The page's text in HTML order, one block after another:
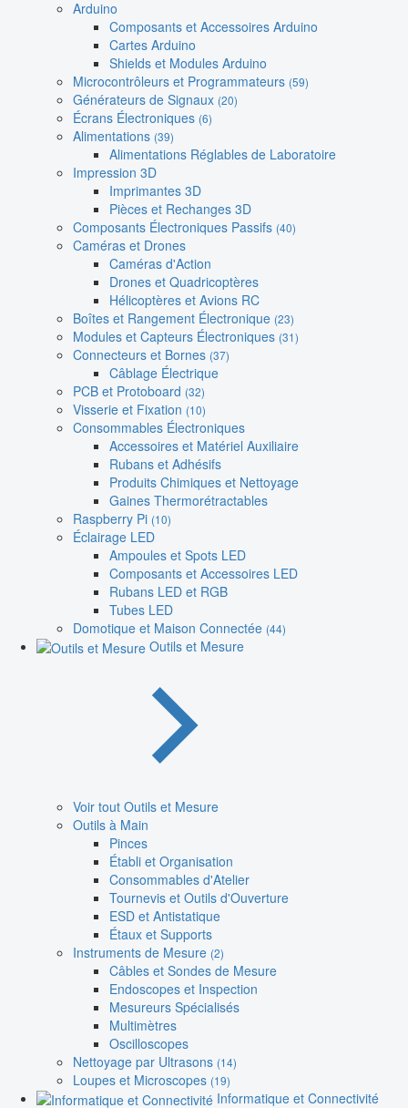
Arduino
Composants et Accessoires Arduino
Cartes Arduino
Shields et Modules Arduino
Microcontrôleurs et Programmateurs (59)
Générateurs de Signaux (20)
Écrans Électroniques (6)
Alimentations (39)
Alimentations Réglables de Laboratoire
Impression 3D
Imprimantes 3D
Pièces et Rechanges 3D
Composants Électroniques Passifs (40)
Caméras et Drones
Caméras d'Action
Drones et Quadricoptères
Hélicoptères et Avions RC
Boîtes et Rangement Électronique (23)
Modules et Capteurs Électroniques (31)
Connecteurs et Bornes (37)
Câblage Électrique
PCB et Protoboard (32)
Visserie et Fixation (10)
Consommables Électroniques
Accessoires et Matériel Auxiliaire
Rubans et Adhésifs
Produits Chimiques et Nettoyage
Gaines Thermorétractables
Raspberry Pi (10)
Éclairage LED
Ampoules et Spots LED
Composants et Accessoires LED
Rubans LED et RGB
Tubes LED
Domotique et Maison Connectée (44)
Outils et Mesure
Voir tout Outils et Mesure
Outils à Main
Pinces
Établi et Organisation
Consommables d'Atelier
Tournevis et Outils d'Ouverture
ESD et Antistatique
Étaux et Supports
Instruments de Mesure (2)
Câbles et Sondes de Mesure
Endoscopes et Inspection
Mesureurs Spécialisés
Multimètres
Oscilloscopes
Nettoyage par Ultrasons (14)
Loupes et Microscopes (19)
Informatique et Connectivité